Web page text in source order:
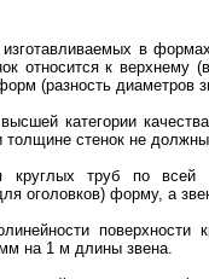
в
относится к верхнему
(разность
категории
толщине стенок не
круглых труб по всей
оголовков) форму, а
на 1 м длины звена.